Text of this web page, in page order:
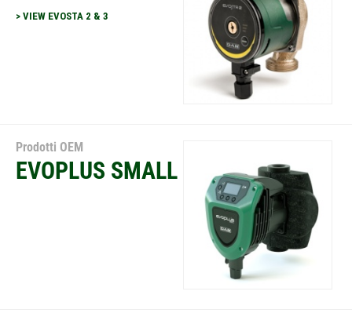
> VIEW EVOSTA 2 & 3
Prodotti OEM
EVOPLUS SMALL